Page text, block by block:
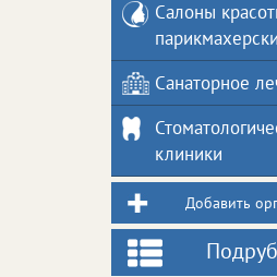
Салоны
Санаторное
клиники
Добавить